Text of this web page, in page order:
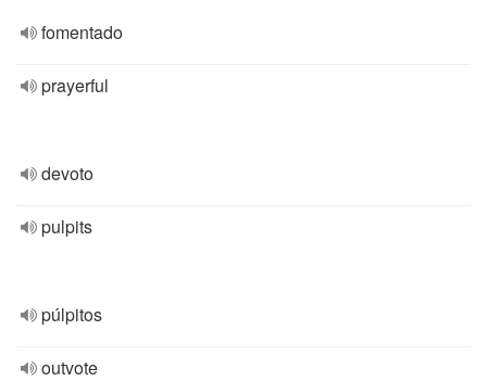
fomentado
prayerful
devoto
pulpits
púlpitos
outvote